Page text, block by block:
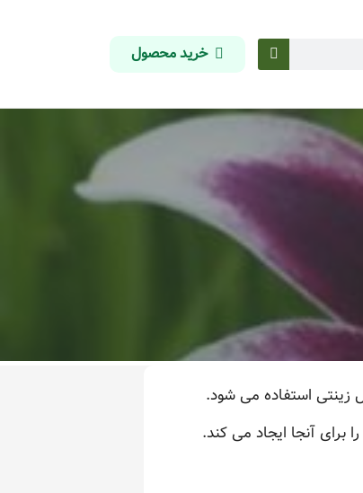
خرید محصول
زینتی استفاده می شود.
برای آنجا ایجاد می کند.